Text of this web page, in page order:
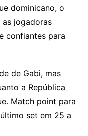
dominicano, o
as jogadoras
confiantes para
de Gabi, mas
a República
Match point para
set em 25 a